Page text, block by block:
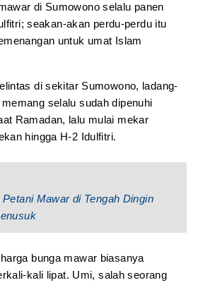
di Sumowono selalu panen
seakan-akan perdu-perdu itu
untuk umat Islam
di sekitar Sumowono, ladang-
selalu sudah dipenuhi
Ramadan, lalu mulai mekar
hingga H-2 Idulfitri.
Mawar di Tengah Dingin
bunga mawar biasanya
kali lipat. Umi, salah seorang